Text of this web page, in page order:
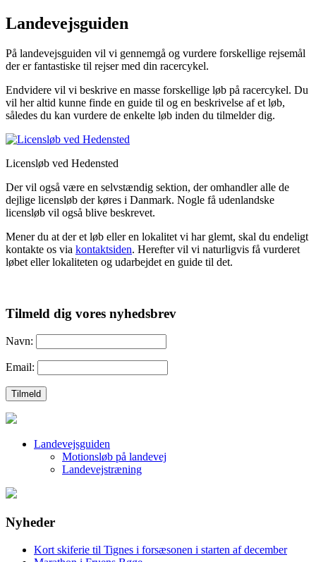
Landevejsguiden
På landevejsguiden vil vi gennemgå og vurdere forskellige rejsemål
der er fantastiske til rejser med din racercykel.
Endvidere vil vi beskrive en masse forskellige løb på racercykel. Du
vil her altid kunne finde en guide til og en beskrivelse af et løb,
således du kan vurdere de enkelte løb inden du tilmelder dig.
Licensløb ved Hedensted
Der vil også være en selvstændig sektion, der omhandler alle de
dejlige licensløb der køres i Danmark. Nogle få udenlandske
licensløb vil også blive beskrevet.
Mener du at der et løb eller en lokalitet vi har glemt, skal du endeligt
kontakte os via kontaktsiden. Herefter vil vi naturligvis få vurderet
løbet eller lokaliteten og udarbejdet en guide til det.
Tilmeld dig vores nyhedsbrev
Navn:
Email:
Landevejsguiden
Motionsløb på landevej
Landevejstræning
Nyheder
Kort skiferie til Tignes i forsæsonen i starten af december